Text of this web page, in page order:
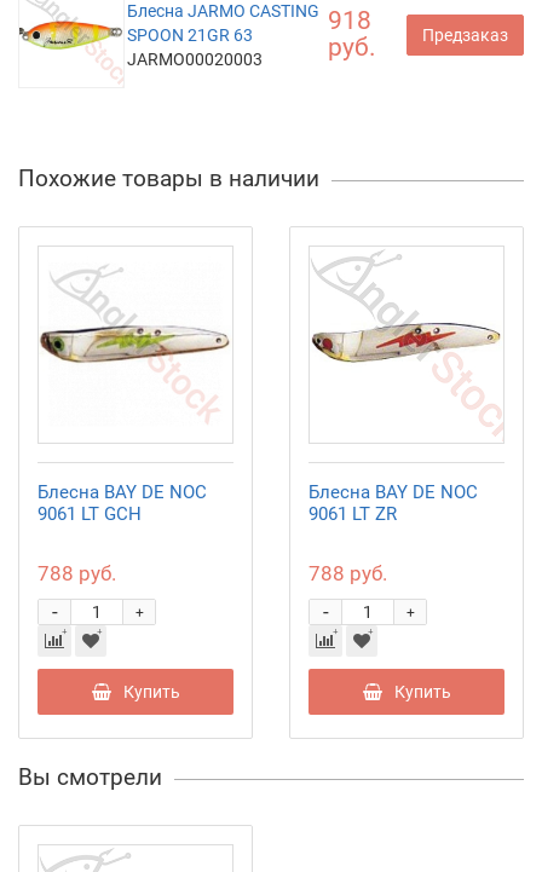
Блесна JARMO CASTING
SPOON 21GR 63
JARMO00020003
918
руб.
Предзаказ
Похожие товары в наличии
Блесна BAY DE NOC
9061 LT GCH
788 руб.
+
-
Купить
Блесна BAY DE NOC
9061 LT ZR
788 руб.
+
-
Купить
Вы смотрели